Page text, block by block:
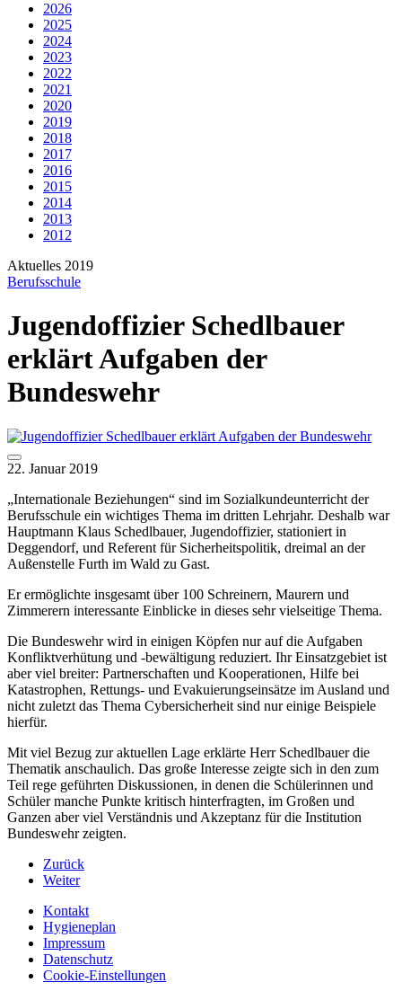
2026
2025
2024
2023
2022
2021
2020
2019
2018
2017
2016
2015
2014
2013
2012
Aktuelles 2019
Berufsschule
Jugendoffizier Schedlbauer
erklärt Aufgaben der
Bundeswehr
22. Januar 2019
„Internationale Beziehungen“ sind im Sozialkundeunterricht der
Berufsschule ein wichtiges Thema im dritten Lehrjahr. Deshalb war
Hauptmann Klaus Schedlbauer, Jugendoffizier, stationiert in
Deggendorf, und Referent für Sicherheitspolitik, dreimal an der
Außenstelle Furth im Wald zu Gast.
Er ermöglichte insgesamt über 100 Schreinern, Maurern und
Zimmerern interessante Einblicke in dieses sehr vielseitige Thema.
Die Bundeswehr wird in einigen Köpfen nur auf die Aufgaben
Konfliktverhütung und -bewältigung reduziert. Ihr Einsatzgebiet ist
aber viel breiter: Partnerschaften und Kooperationen, Hilfe bei
Katastrophen, Rettungs- und Evakuierungseinsätze im Ausland und
nicht zuletzt das Thema Cybersicherheit sind nur einige Beispiele
hierfür.
Mit viel Bezug zur aktuellen Lage erklärte Herr Schedlbauer die
Thematik anschaulich. Das große Interesse zeigte sich in den zum
Teil rege geführten Diskussionen, in denen die Schülerinnen und
Schüler manche Punkte kritisch hinterfragten, im Großen und
Ganzen aber viel Verständnis und Akzeptanz für die Institution
Bundeswehr zeigten.
Zurück
Weiter
Kontakt
Hygieneplan
Impressum
Datenschutz
Cookie-Einstellungen